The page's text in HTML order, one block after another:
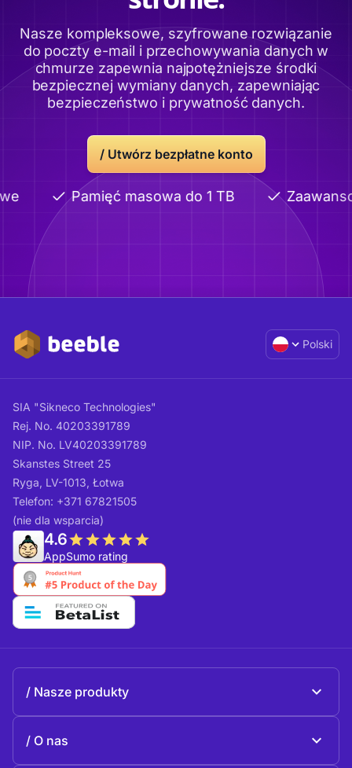
Nasze kompleksowe, szyfrowane rozwiązanie
do poczty e-mail i przechowywania danych w
chmurze zapewnia najpotężniejsze środki
bezpiecznej wymiany danych, zapewniając
bezpieczeństwo i prywatność danych.
/ Utwórz bezpłatne konto
Pamięć masowa do 1 TB
Polski
SIA "Sikneco Technologies"
Rej. No. 40203391789
NIP. No. LV40203391789
Skanstes Street 25
Ryga, LV-1013, Łotwa
Telefon: +371 67821505
(nie dla wsparcia)
4.6
AppSumo rating
Nasze produkty
O nas